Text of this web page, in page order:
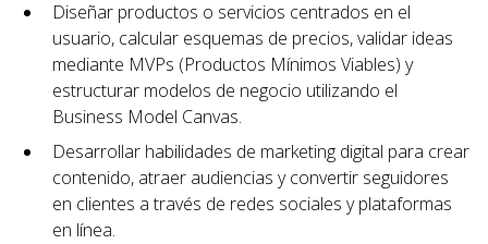
Diseñar productos o servicios centrados en el
usuario, calcular esquemas de precios, validar ideas
mediante MVPs (Productos Mínimos Viables) y
estructurar modelos de negocio utilizando el
Business Model Canvas.
Desarrollar habilidades de marketing digital para crear
contenido, atraer audiencias y convertir seguidores
en clientes a través de redes sociales y plataformas
en línea.